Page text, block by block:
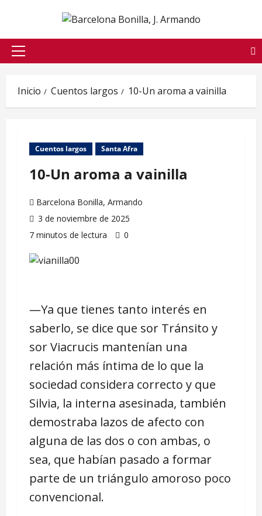
contenido
Menú
Inicio Cuentos largos 10-Un aroma a vainilla
Cuentos largos Santa Afra
10-Un aroma a vainilla
Barcelona Bonilla, Armando
3 de noviembre de 2025
7 minutos de lectura
0
―Ya que tienes tanto interés en
saberlo, se dice que sor Tránsito y
sor Viacrucis mantenían una
relación más íntima de lo que la
sociedad considera correcto y que
Silvia, la interna asesinada, también
demostraba lazos de afecto con
alguna de las dos o con ambas, o
sea, que habían pasado a formar
parte de un triángulo amoroso poco
convencional.